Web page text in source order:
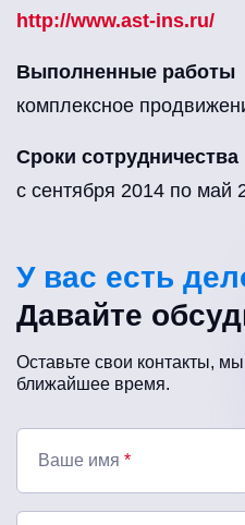
http://www.ast-ins.ru/
Выполненные работы
комплексное
Сроки сотрудничества
с сентября 2014 по май
У вас есть
Давайте
Оставьте свои контакты,
ближайшее время.
Ваше имя *